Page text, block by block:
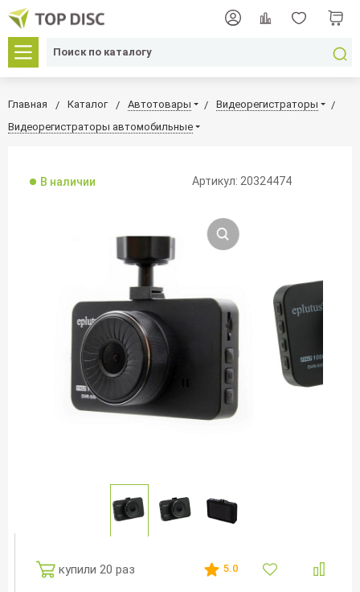
Главная Каталог Автотовары
Видеорегистраторы
Видеорегистраторы автомобильные
В наличии Артикул: 20324474
купили 20 раз 5.0